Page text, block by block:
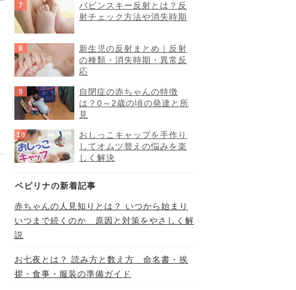
バビンスキー反射とは？反
射チェック方法や消失時期
新生児の反射まとめ｜反射
の種類・消失時期・異常反
応
自閉症の赤ちゃんの特徴
は？0～2歳の頃の発達と所
見
おしっこキャップを手作り
してオムツ替えの悩みを楽
しく解決
ベビリナの新着記事
赤ちゃんの人見知りとは？ いつから始まり
いつまで続くのか 原因と対策をやさしく解
説
お七夜とは？ 読み方と数え方 命名書・挨
拶・食事・服装の準備ガイド